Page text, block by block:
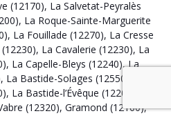
(12170), La Salvetat-Peyralès
, La Roque-Sainte-Marguerite
, La Fouillade (12270), La Cresse
, La Cavalerie (12230), La
, La Capelle-Bleys (12240),La
, La Bastide-Solages (12550)
, La Bastide-l’Évêque (12200)
(12320), Gramond (12160),